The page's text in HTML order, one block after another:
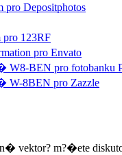
Depositphotos
123RF
pro Envato
BEN pro fotobanku
W-8BEN pro Zazzle
vektor? m?�ete